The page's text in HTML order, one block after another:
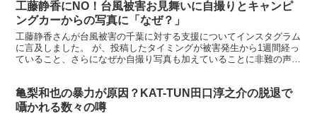
工藤静香にNO！台風被害お見舞いに自撮りとキャンピ
ングカーからの写真に「なぜ？」
工藤静香さんが台風被害の千葉に対する支援についてインスタグラム
に言及しました。 が、投稿したタイミングが被害発生から1週間経っ
ていること、さらになぜか自撮り写真も加えていることに非難の声が
亀梨和也の暴力が原因？KAT-TUN田口淳之介の脱退で
囁かれる数々の噂